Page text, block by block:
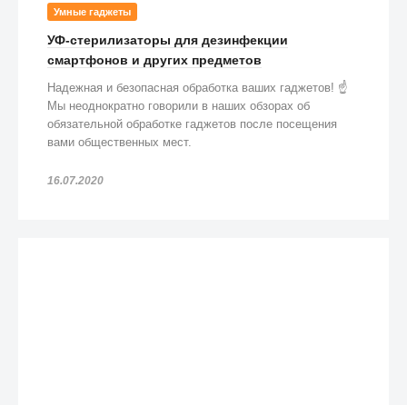
Умные гаджеты
УФ-стерилизаторы для дезинфекции
смартфонов и других предметов
Надежная и безопасная обработка ваших гаджетов! ☝️
Мы неоднократно говорили в наших обзорах об
обязательной обработке гаджетов после посещения
вами общественных мест.
16.07.2020